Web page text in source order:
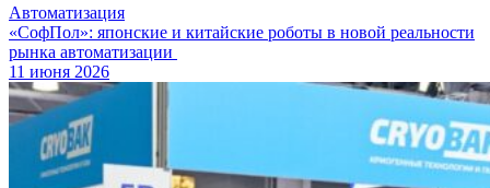
Автоматизация
«СофПол»: японские и китайские роботы в новой реальности
рынка автоматизации
11 июня 2026